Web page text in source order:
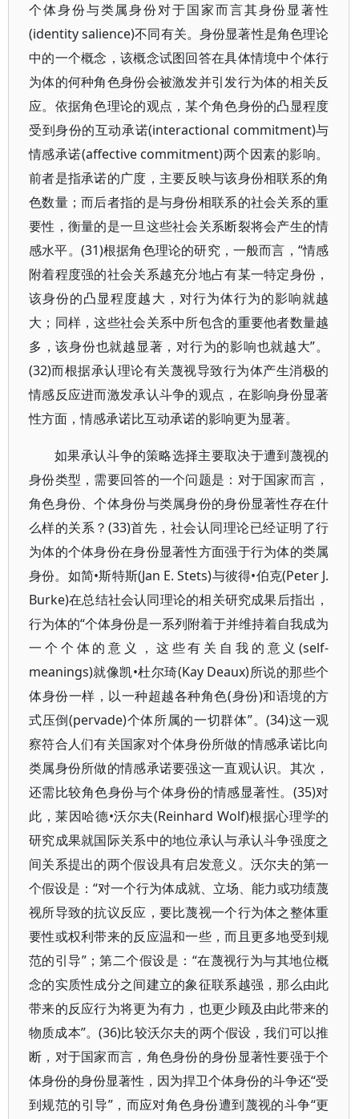
个体身份与类属身份对于国家而言其身份显著性
(identity salience)不同有关。身份显著性是角色理论
中的一个概念，该概念试图回答在具体情境中个体行
为体的何种角色身份会被激发并引发行为体的相关反
应。依据角色理论的观点，某个角色身份的凸显程度
受到身份的互动承诺(interactional commitment)与
情感承诺(affective commitment)两个因素的影响。
前者是指承诺的广度，主要反映与该身份相联系的角
色数量；而后者指的是与身份相联系的社会关系的重
要性，衡量的是一旦这些社会关系断裂将会产生的情
感水平。(31)根据角色理论的研究，一般而言，“情感
附着程度强的社会关系越充分地占有某一特定身份，
该身份的凸显程度越大，对行为体行为的影响就越
大；同样，这些社会关系中所包含的重要他者数量越
多，该身份也就越显著，对行为的影响也就越大”。
(32)而根据承认理论有关蔑视导致行为体产生消极的
情感反应进而激发承认斗争的观点，在影响身份显著
性方面，情感承诺比互动承诺的影响更为显著。
如果承认斗争的策略选择主要取决于遭到蔑视的
身份类型，需要回答的一个问题是：对于国家而言，
角色身份、个体身份与类属身份的身份显著性存在什
么样的关系？(33)首先，社会认同理论已经证明了行
为体的个体身份在身份显著性方面强于行为体的类属
身份。如简•斯特斯(Jan E. Stets)与彼得•伯克(Peter J.
Burke)在总结社会认同理论的相关研究成果后指出，
行为体的“个体身份是一系列附着于并维持着自我成为
一个个体的意义，这些有关自我的意义(self-
meanings)就像凯•杜尔琦(Kay Deaux)所说的那些个
体身份一样，以一种超越各种角色(身份)和语境的方
式压倒(pervade)个体所属的一切群体”。(34)这一观
察符合人们有关国家对个体身份所做的情感承诺比向
类属身份所做的情感承诺要强这一直观认识。其次，
还需比较角色身份与个体身份的情感显著性。(35)对
此，莱因哈德•沃尔夫(Reinhard Wolf)根据心理学的
研究成果就国际关系中的地位承认与承认斗争强度之
间关系提出的两个假设具有启发意义。沃尔夫的第一
个假设是：“对一个行为体成就、立场、能力或功绩蔑
视所导致的抗议反应，要比蔑视一个行为体之整体重
要性或权利带来的反应温和一些，而且更多地受到规
范的引导”；第二个假设是：“在蔑视行为与其地位概
念的实质性成分之间建立的象征联系越强，那么由此
带来的反应行为将更为有力，也更少顾及由此带来的
物质成本”。(36)比较沃尔夫的两个假设，我们可以推
断，对于国家而言，角色身份的身份显著性要强于个
体身份的身份显著性，因为捍卫个体身份的斗争还“受
到规范的引导”，而应对角色身份遭到蔑视的斗争“更